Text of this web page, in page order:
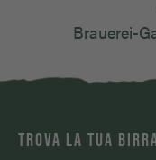
Brauerei-
TROVA LA TUA